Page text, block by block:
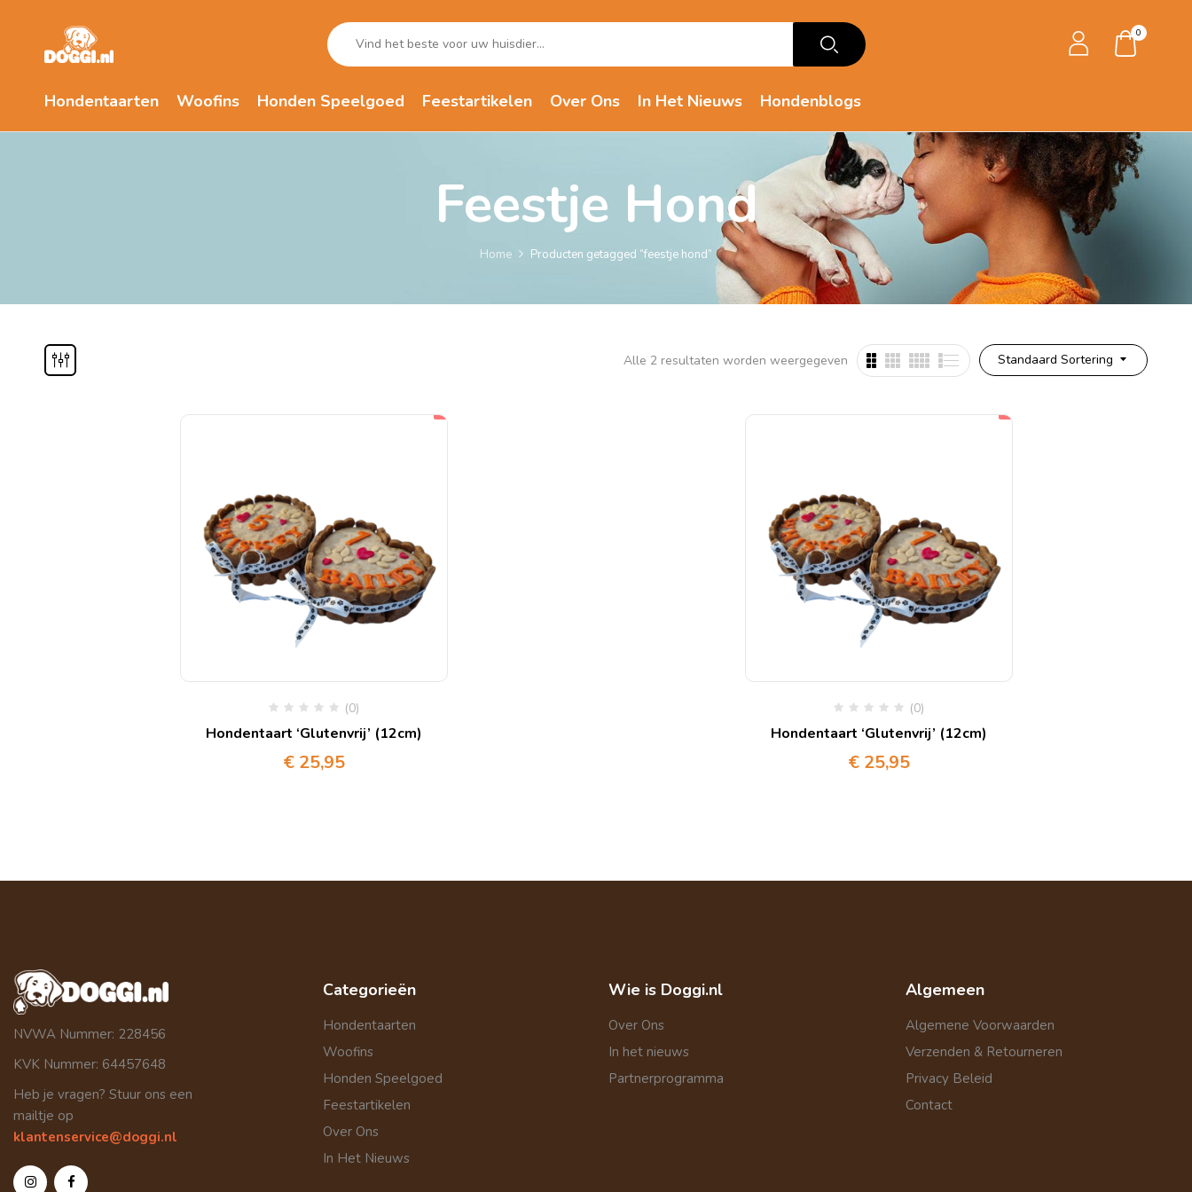
0
Hondentaarten Woofins Honden Speelgoed Feestartikelen Over Ons In Het Nieuws Hondenblogs
Feestje Hond
Home Producten getagged “feestje hond”
Standaard Sortering
Alle 2 resultaten worden weergegeven
(0)
Hondentaart ‘Glutenvrij’ (12cm)
€25,95
(0)
Hondentaart ‘Glutenvrij’ (12cm)
€25,95
NVWA Nummer: 228456
KVK Nummer: 64457648
Heb je vragen? Stuur ons een
mailtje op
klantenservice@doggi.nl
Categorieën
Hondentaarten
Woofins
Honden Speelgoed
Feestartikelen
Over Ons
In Het Nieuws
Wie is Doggi.nl
Over Ons
In het nieuws
Partnerprogramma
Algemeen
Algemene Voorwaarden
Verzenden & Retourneren
Privacy Beleid
Contact